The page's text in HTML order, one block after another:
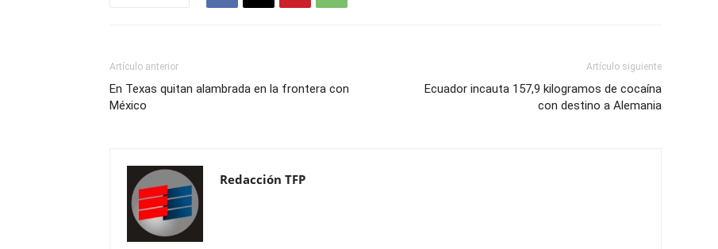
Artículo anterior
En Texas quitan alambrada en la frontera con
México
Artículo siguiente
Ecuador incauta 157,9 kilogramos de cocaína
con destino a Alemania
Redacción TFP